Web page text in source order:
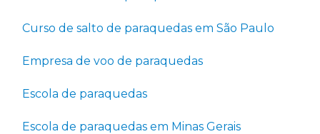
Curso de salto de paraquedas em São Paulo
Empresa de voo de paraquedas
Escola de paraquedas
Escola de paraquedas em Minas Gerais